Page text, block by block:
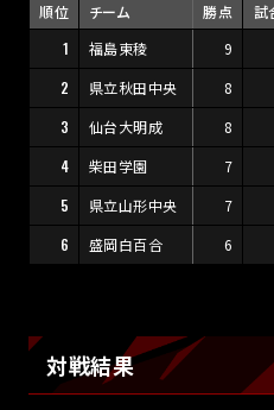
順位 チーム 勝点 試
1
福島東稜 9
2
県立秋田中央 8
3
仙台大明成 8
4
柴田学園 7
5
県立山形中央 7
6
盛岡白百合 6
対戦結果